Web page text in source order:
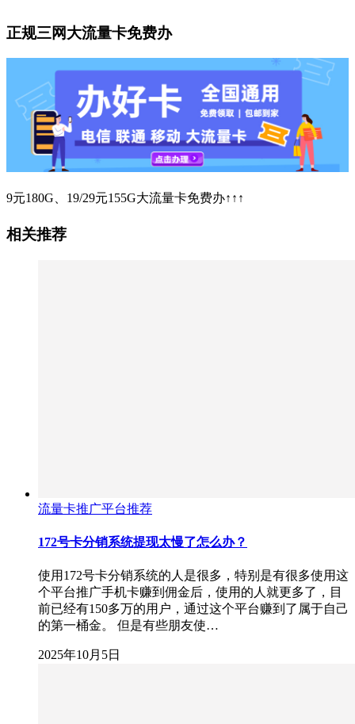
正规三网大流量卡免费办
9元180G、19/29元155G大流量卡免费办↑↑↑
相关推荐
流量卡推广平台推荐
172号卡分销系统提现太慢了怎么办？
使用172号卡分销系统的人是很多，特别是有很多使用这
个平台推广手机卡赚到佣金后，使用的人就更多了，目
前已经有150多万的用户，通过这个平台赚到了属于自己
的第一桶金。 但是有些朋友使…
2025年10月5日